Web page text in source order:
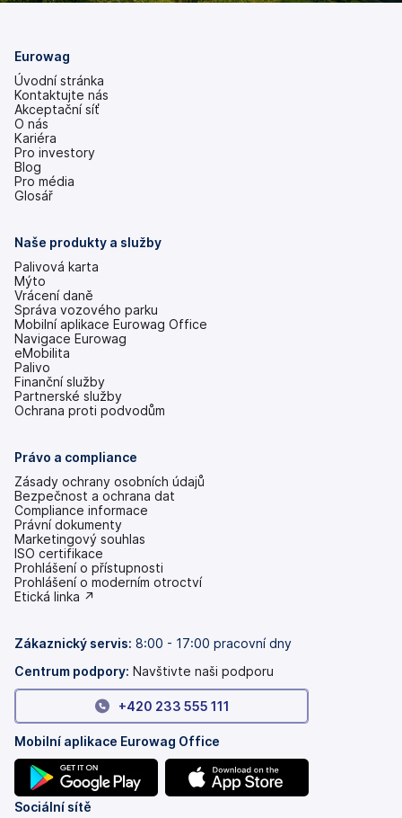
Eurowag
Úvodní stránka
Kontaktujte nás
Akceptační síť
O nás
Kariéra
Pro investory
(se
v
nových
Blog
Pro média
Glosář
Naše produkty a služby
Palivová karta
Mýto
Vrácení daně
Správa vozového parku
Mobilní aplikace Eurowag Office
Navigace Eurowag
eMobilita
Palivo
Finanční služby
Partnerské služby
Ochrana proti podvodům
Právo a compliance
Zásady ochrany osobních údajů
Bezpečnost a ochrana dat
Compliance informace
Právní dokumenty
Marketingový souhlas
ISO certifikace
Prohlášení o přístupnosti
(se
v
Prohlášení o moderním otroctví
(se
záložkách)
Etická linka ↗
Zákaznický servis: 8:00 - 17:00 pracovní dny
Centrum podpory: Navštivte naši podporu
+420 233 555 111
Mobilní aplikace Eurowag Office
(se
Sociální sítě